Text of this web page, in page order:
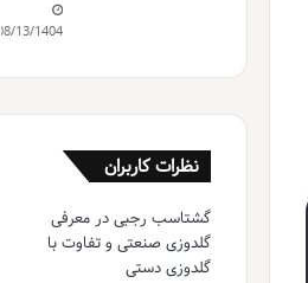
08/13/1404
نظرات کاربران
گشتاسب رجبیدر معرفی
گلدوزی صنعتی و تفاوت با
گلدوزی دستی